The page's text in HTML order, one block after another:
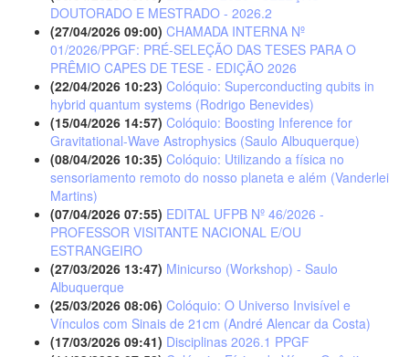
DOUTORADO E MESTRADO - 2026.2
(27/04/2026 09:00) CHAMADA INTERNA Nº
01/2026/PPGF: PRÉ-SELEÇÃO DAS TESES PARA O
PRÊMIO CAPES DE TESE - EDIÇÃO 2026
(22/04/2026 10:23) Colóquio: Superconducting qubits in
hybrid quantum systems (Rodrigo Benevides)
(15/04/2026 14:57) Colóquio: Boosting Inference for
Gravitational-Wave Astrophysics (Saulo Albuquerque)
(08/04/2026 10:35) Colóquio: Utilizando a física no
sensoriamento remoto do nosso planeta e além (Vanderlei
Martins)
(07/04/2026 07:55) EDITAL UFPB Nº 46/2026 -
PROFESSOR VISITANTE NACIONAL E/OU
ESTRANGEIRO
(27/03/2026 13:47) Minicurso (Workshop) - Saulo
Albuquerque
(25/03/2026 08:06) Colóquio: O Universo Invisível e
Vínculos com Sinais de 21cm (André Alencar da Costa)
(17/03/2026 09:41) Disciplinas 2026.1 PPGF